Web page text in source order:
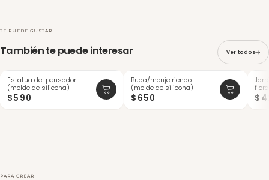
TE PUEDE GUSTAR
También te puede interesar Ver todos
Estatua del pensador
(molde de silicona)
$590
Buda/monje riendo
(molde de silicona)
$650
-20%
PARA CREAR